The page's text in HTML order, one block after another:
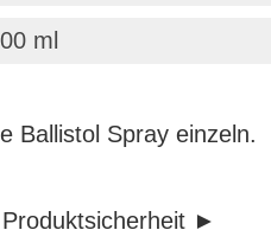
ml
Ballistol Spray einzeln.